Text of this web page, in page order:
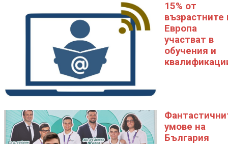
15% от
възрастните
Eвропа
участват в
обучения и
умове на
България